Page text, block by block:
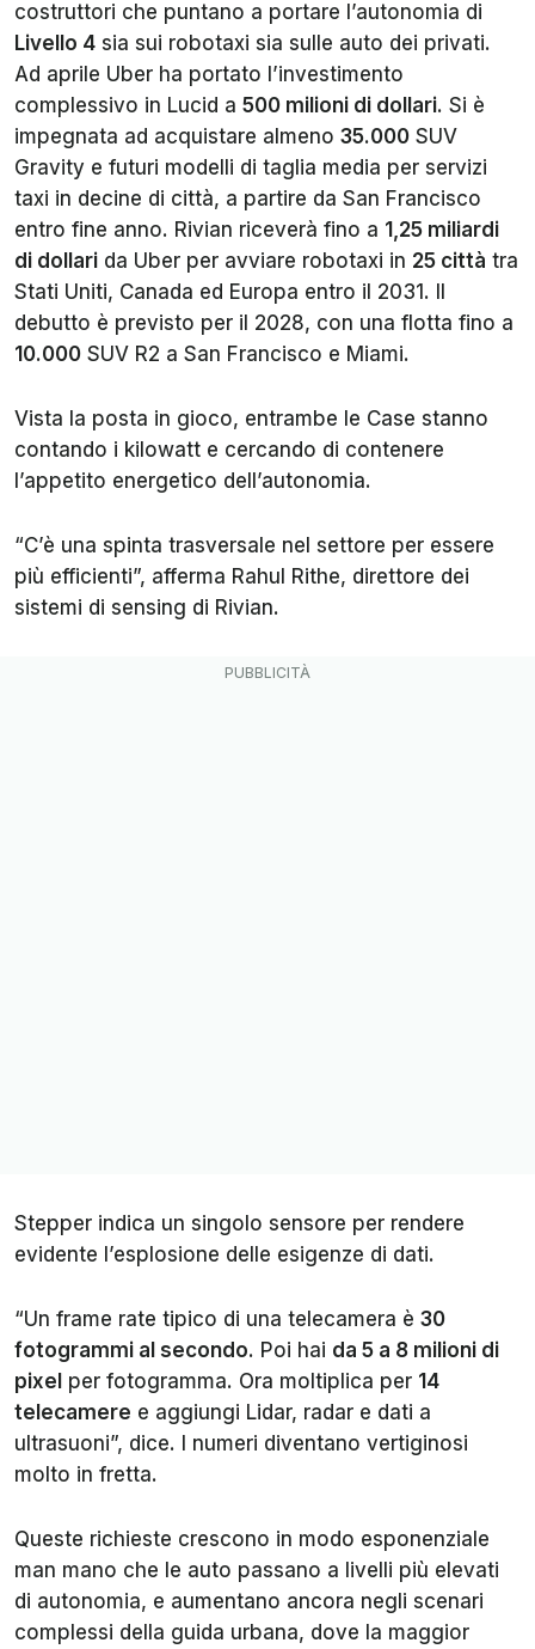
costruttori che puntano a portare l’autonomia di
Livello 4 sia sui robotaxi sia sulle auto dei privati.
Ad aprile Uber ha portato l’investimento
complessivo in Lucid a 500 milioni di dollari. Si è
impegnata ad acquistare almeno 35.000 SUV
Gravity e futuri modelli di taglia media per servizi
taxi in decine di città, a partire da San Francisco
entro fine anno. Rivian riceverà fino a 1,25 miliardi
di dollari da Uber per avviare robotaxi in 25 città tra
Stati Uniti, Canada ed Europa entro il 2031. Il
debutto è previsto per il 2028, con una flotta fino a
10.000 SUV R2 a San Francisco e Miami.
Vista la posta in gioco, entrambe le Case stanno
contando i kilowatt e cercando di contenere
l’appetito energetico dell’autonomia.
“C’è una spinta trasversale nel settore per essere
più efficienti”, afferma Rahul Rithe, direttore dei
sistemi di sensing di Rivian.
Stepper indica un singolo sensore per rendere
evidente l’esplosione delle esigenze di dati.
“Un frame rate tipico di una telecamera è 30
fotogrammi al secondo. Poi hai da 5 a 8 milioni di
pixel per fotogramma. Ora moltiplica per 14
telecamere e aggiungi Lidar, radar e dati a
ultrasuoni”, dice. I numeri diventano vertiginosi
molto in fretta.
Queste richieste crescono in modo esponenziale
man mano che le auto passano a livelli più elevati
di autonomia, e aumentano ancora negli scenari
complessi della guida urbana, dove la maggior